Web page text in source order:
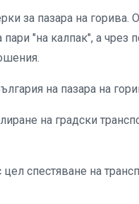
за пазара на
"на калпак", а чрез
на пазара на
на градски
цел спестяване на